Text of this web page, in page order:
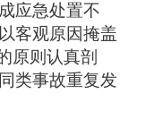
应急处置不
客观原因掩盖
原则认真剖
类事故重复发